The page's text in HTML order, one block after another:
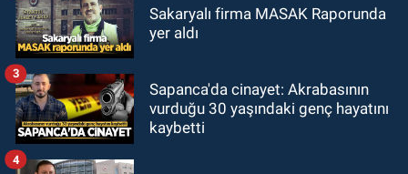
Sakaryalı firma MASAK Raporunda
yer aldı
Sapanca'da cinayet: Akrabasının
vurduğu 30 yaşındaki genç hayatını
kaybetti
3
4